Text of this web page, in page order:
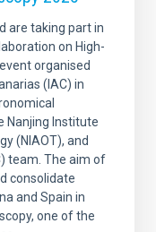
are taking part in
on High-
organised
(IAC) in
Nanjing Institute
(NIAOT), and
team. The aim of
consolidate
and Spain in
one of the